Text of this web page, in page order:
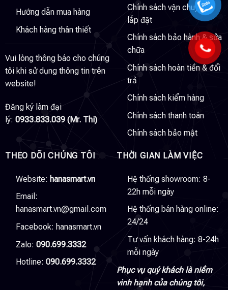
Hướng dẫn mua hàng
Khách hàng thân thiết
Vui lòng thông báo cho chúng
tôi khi sử dụng thông tin trên
website!
Đăng ký làm đại
lý: 0933.833.039 (Mr. Thi)
Chính sách vận chuyển &
lắp đặt
Chính sách bảo hành & sửa
chữa
Chính sách hoàn tiền & đổi
trả
Chính sách kiểm hàng
Chính sách thanh toán
Chính sách bảo mật
THEO DÕI CHÚNG TÔI
Website: hanasmart.vn
Email:
hanasmart.vn@gmail.com
Facebook: hanasmart.vn
Zalo: 090.699.3332
Hotline: 090.699.3332
THỜI GIAN LÀM VIỆC
Hệ thống showroom: 8-
22h mỗi ngày
Hệ thống bán hàng online:
24/24
Tư vấn khách hàng: 8-24h
mỗi ngày
Phục vụ quý khách là niềm
vinh hạnh của chúng tôi,